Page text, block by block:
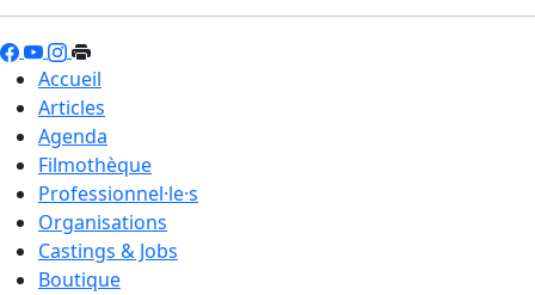
Accueil
Articles
Agenda
Filmothèque
Professionnel·le·s
Organisations
Castings & Jobs
Boutique